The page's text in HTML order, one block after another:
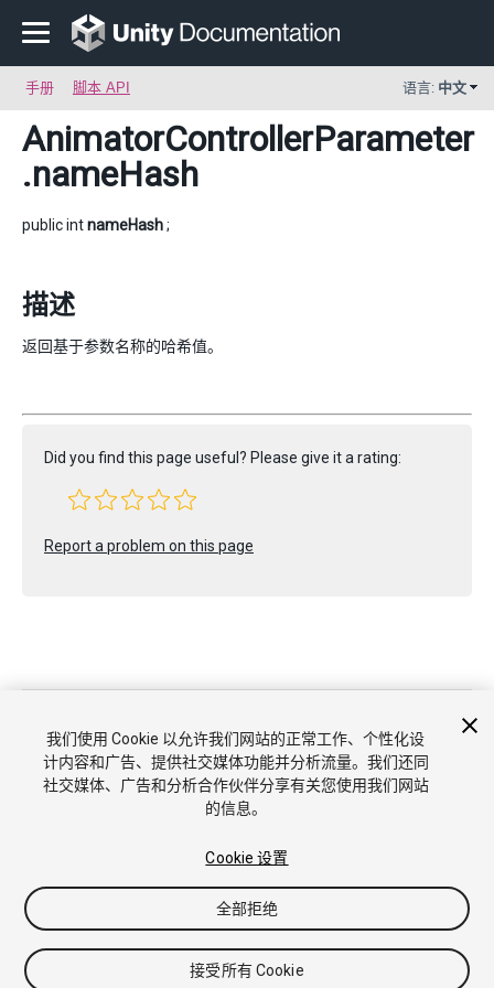
手册 脚本 API 语言: 中文
AnimatorControllerParameter
.nameHash
public intnameHash;
描述
返回基于参数名称的哈希值。
Did you find this page useful? Please give it a rating:
Report a problem on this page
教程
社区答案 知识库 论坛 Asset Store
商标和使用条款
法律条款
隐私政策 Cookie
不要出售或分享我的个人信息
Cookie 偏好
我们使用 Cookie 以允许我们网站的正常工作、个性化设
计内容和广告、提供社交媒体功能并分析流量。我们还同
社交媒体、广告和分析合作伙伴分享有关您使用我们网站
的信息。
Cookie 设置
全部拒绝
接受所有 Cookie